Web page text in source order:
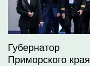
Губернатор
Приморского края